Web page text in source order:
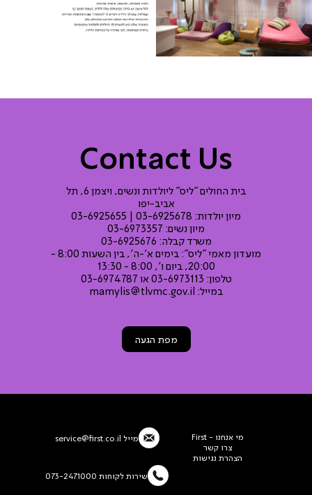
Contact Us
בית החולים "ליס" ליולדות ונשים, ויצמן‬ 6, תל
אביב-יפו
מיון יולדות: 03-6925678 | 03-6925655
מיון נשים: 03-6973357
משרד קבלה: 03-6925676
מועדון מאמי "ליס": בימים א'-ה', בין השעות 8:00 -
20:00, ביום ו', 8:00 - 13:30
טלפון: 03-6973113 או 03-6974787
במייל: mamylis@tlvmc.gov.il
מפת הגעה
מי אנחנו - First
צרו קשר
הצהרת נגישות
מייל service@first.co.il
שירות לקוחות 073-2471000